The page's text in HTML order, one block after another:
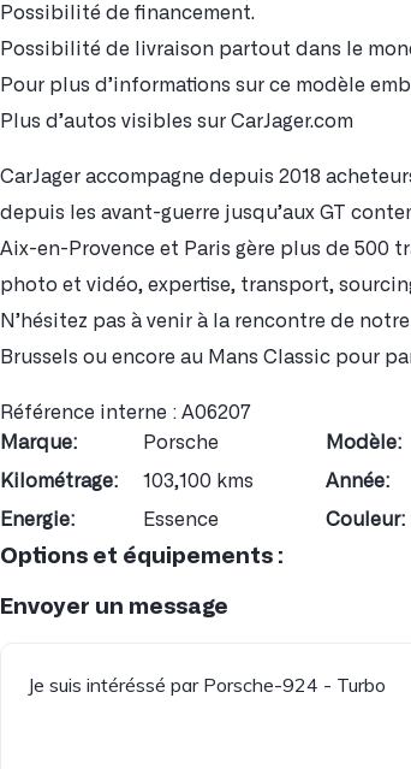
Possibilité de financement.
Possibilité de livraison partout dans le
Pour plus d’informations sur ce modèle
Plus d’autos visibles sur CarJager.com
CarJager accompagne depuis 2018
depuis les avant-guerre jusqu’aux GT
Aix-en-Provence et Paris gère plus de 500
photo et vidéo, expertise, transport,
N’hésitez pas à venir à la rencontre de
Brussels ou encore au Mans Classic pour
Référence interne : A06207
Marque:
Porsche Modèle:
Kilométrage:
103,100 kms Année:
Energie:
Essence Couleur:
Options et équipements :
Envoyer un message